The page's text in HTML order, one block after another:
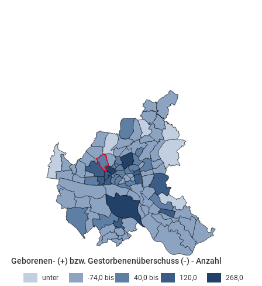
Geborenen- (+) bzw. Gestorbenenüberschuss (-) - Anzahl
268,0
120,0
40,0 bis
-74,0 bis
unter